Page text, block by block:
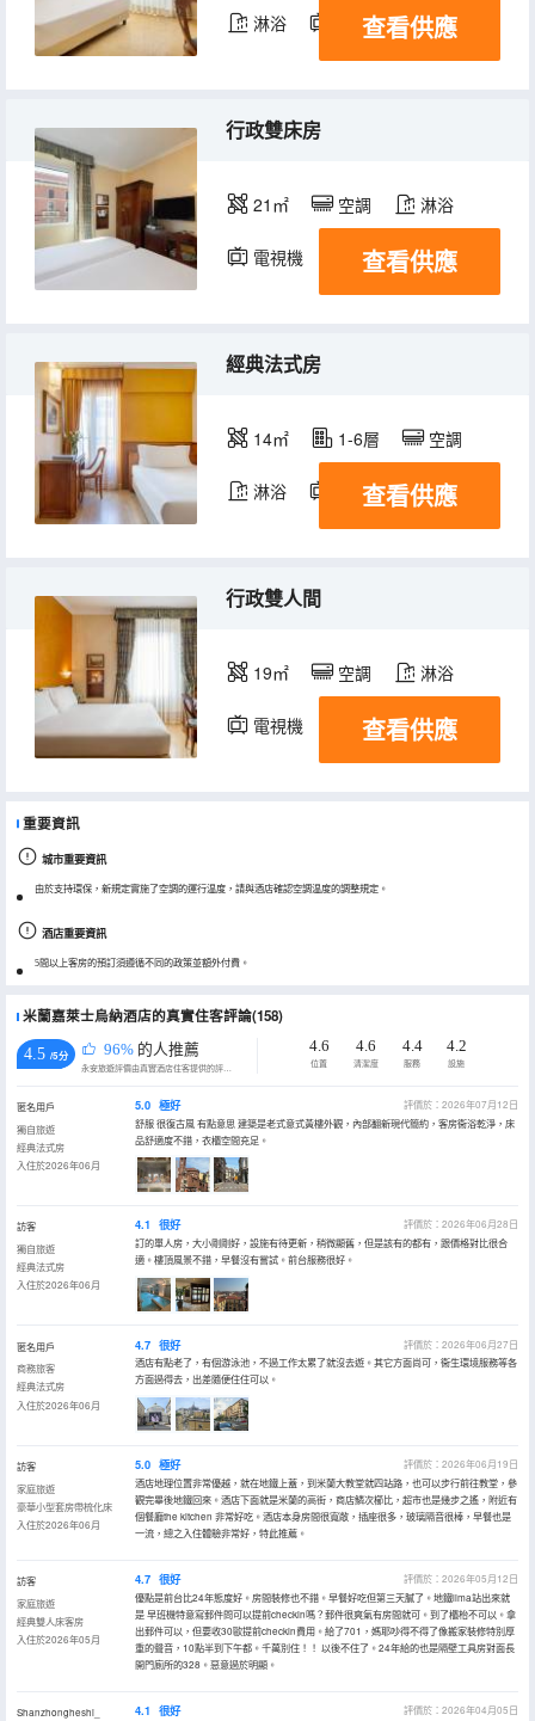
淋浴 電視機
查看供應
行政雙床房
21㎡ 空調 淋浴
電視機 查看供應
經典法式房
14㎡ 1-6層 空調
淋浴 電視機
查看供應
行政雙人間
19㎡ 空調 淋浴
電視機 查看供應
重要資訊
城市重要資訊
由於支持環保，新規定實施了空調的運行温度，請與酒店確認空調温度的調整規定。
酒店重要資訊
5間以上客房的預訂須遵循不同的政策並額外付費。
米蘭嘉萊士烏納酒店的真實住客評論(158)
4.5 /5分 96% 的人推薦
永安旅遊評價由真實酒店住客提供的評價。
4.6
位置
4.6
清潔度
4.4
服務
4.2
設施
匿名用戶
獨自旅遊
經典法式房
入住於2026年06月
5.0 極好
評價於：2026年07月12日
舒服 很復古風 有點意思 建築是老式意式黃樓外觀，內部翻新現代簡約，客房衞浴乾淨，床
品舒適度不錯，衣櫃空間充足。
訪客
獨自旅遊
經典法式房
入住於2026年06月
4.1 很好
評價於：2026年06月28日
訂的單人房，大小剛剛好，設施有待更新，稍微顯舊，但是該有的都有，跟價格對比很合
適。樓頂風景不錯，早餐沒有嘗試。前台服務很好。
匿名用戶
商務旅客
經典法式房
入住於2026年06月
4.7 很好
評價於：2026年06月27日
酒店有點老了，有個游泳池，不過工作太累了就沒去遊。其它方面尚可，衞生環境服務等各
方面過得去，出差隨便住住可以。
訪客
家庭旅遊
豪華小型套房帶梳化床
入住於2026年06月
5.0 極好
評價於：2026年06月19日
酒店地理位置非常優越，就在地鐵上蓋，到米蘭大教堂就四站路，也可以步行前往教堂，參
觀完畢後地鐵回來。酒店下面就是米蘭的高街，商店鱗次櫛比，超市也是幾步之遙，附近有
個餐廳the kitchen 非常好吃。酒店本身房間很寬敞，插座很多，玻璃隔音很棒，早餐也是
一流，總之入住體驗非常好，特此推薦。
訪客
家庭旅遊
經典雙人床客房
入住於2026年05月
4.7 很好
評價於：2026年05月12日
優點是前台比24年態度好。房間裝修也不錯。早餐好吃但第三天膩了。地鐵lima站出來就
是 早班機特意寫郵件問可以提前checkin嗎？郵件很爽氣有房間就可。到了櫃枱不可以。拿
出郵件可以，但要收30歐提前checkin費用。給了701，媽耶吵得不得了像搬家裝修特別厚
重的聲音，10點半到下午都。千萬別住！！ 以後不住了。24年給的也是隔壁工具房對面長
開門廁所的328。惡意過於明顯。
Shanzhongheshi_
4.1 很好
評價於：2026年04月05日